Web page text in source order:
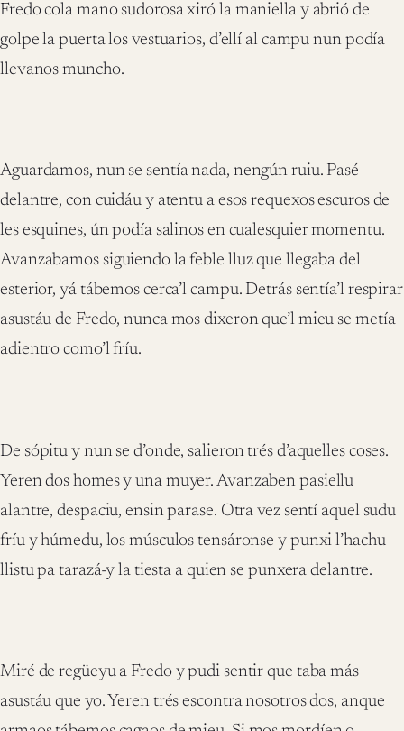
Fredo cola mano sudorosa xiró la maniella y abrió de
golpe la puerta los vestuarios, d’ellí al campu nun podía
llevanos muncho.
Aguardamos, nun se sentía nada, nengún ruiu. Pasé
delantre, con cuidáu y atentu a esos requexos escuros de
les esquines, ún podía salinos en cualesquier momentu.
Avanzabamos siguiendo la feble lluz que llegaba del
esterior, yá tábemos cerca’l campu. Detrás sentía’l respirar
asustáu de Fredo, nunca mos dixeron que’l mieu se metía
adientro como’l fríu.
De sópitu y nun se d’onde, salieron trés d’aquelles coses.
Yeren dos homes y una muyer. Avanzaben pasiellu
alantre, despaciu, ensin parase. Otra vez sentí aquel sudu
fríu y húmedu, los músculos tensáronse y punxi l’hachu
llistu pa tarazá-y la tiesta a quien se punxera delantre.
Miré de regüeyu a Fredo y pudi sentir que taba más
asustáu que yo. Yeren trés escontra nosotros dos, anque